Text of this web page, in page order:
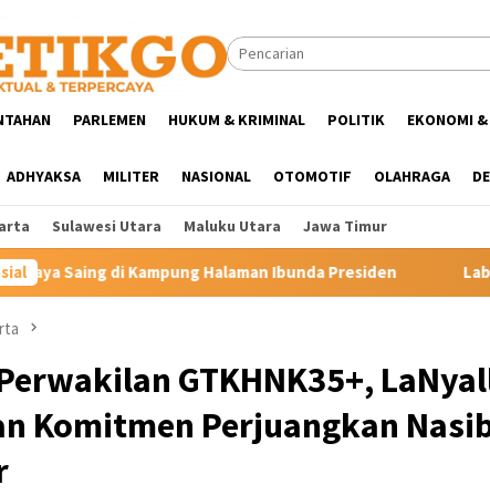
PARLEMEN HUKUM & KRIMINAL POLITIK EKONOMI
ADHYAKSA MILITER NASIONAL OTOMOTIF OLAHRAGA
Sulawesi Utara Maluku Utara Jawa Timur
Ibunda Presiden Labkesmas Minahasa Segera
GTKHNK35+,
Komitmen Perjuangkan